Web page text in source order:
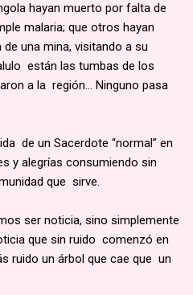
hayan muerto por falta de
malaria; que otros hayan
una mina, visitando a su
están las tumbas de los
a la región… Ninguno pasa
de un Sacerdote “normal” en
y alegrías consumiendo sin
que sirve.
ser noticia, sino simplemente
que sin ruido comenzó en
ruido un árbol que cae que un